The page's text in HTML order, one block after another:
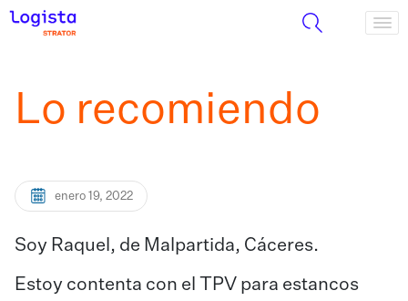
Lo recomiendo
enero 19, 2022
Soy Raquel, de Malpartida, Cáceres.
Estoy contenta con el TPV para estancos